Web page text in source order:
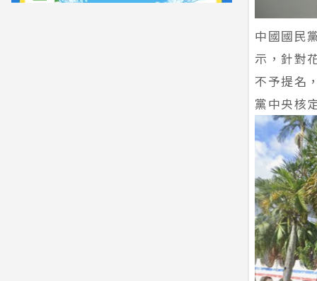
中國國民
示，針對
不予提名
黨中央核